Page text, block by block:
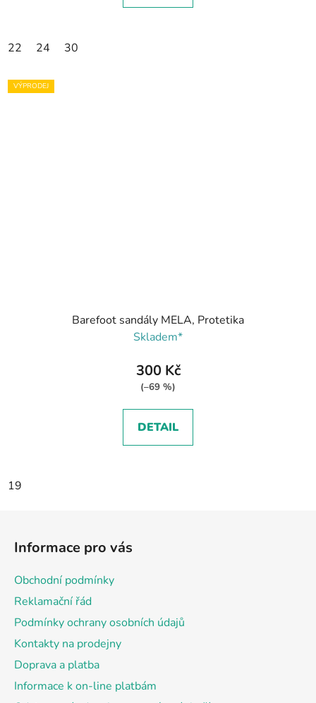
22 24 30
VÝPRODEJ
Barefoot sandály MELA, Protetika
Skladem*
300 Kč
(–69 %)
DETAIL
19
Informace pro vás
Obchodní podmínky
Reklamační řád
Podmínky ochrany osobních údajů
Kontakty na prodejny
Doprava a platba
Informace k on-line platbám